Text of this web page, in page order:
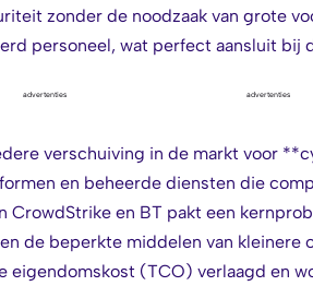
zonder de noodzaak van grote
personeel, wat perfect aansluit bij
advertenties advertenties
verschuiving in de markt voor
en beheerde diensten die
CrowdStrike en BT pakt een
de beperkte middelen van kleinere
(TCO) verlaagd en